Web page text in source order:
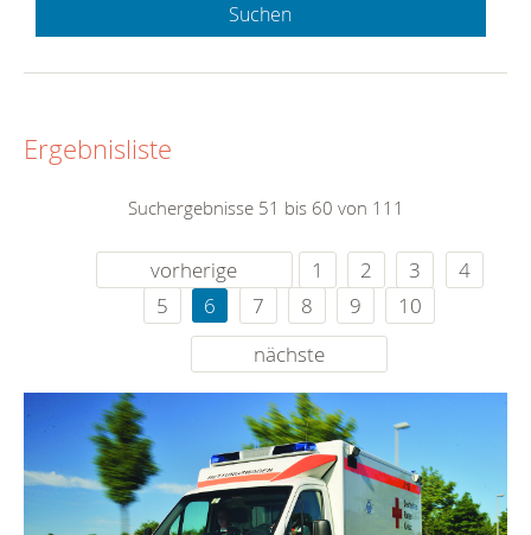
Suchen
Ergebnisliste
Suchergebnisse 51 bis 60 von 111
vorherige 1 2 3
4
5
6 7 8 9
10
nächste